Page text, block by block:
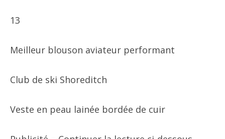
13
Meilleur blouson aviateur performant
Club de ski Shoreditch
Veste en peau lainée bordée de cuir